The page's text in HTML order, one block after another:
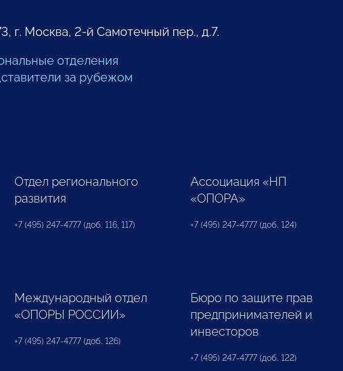
г. Москва, 2-й Самотечный пер., д.7.
отделения
за рубежом
Отдел регионального
развития
+7 (495) 247-4777 (доб. 116, 117)
Ассоциация «НП
«ОПОРА»
+7 (495) 247-4777 (доб. 124)
Международный отдел
«ОПОРЫ РОССИИ»
+7 (495) 247-4777 (доб. 126)
Бюро по защите прав
предпринимателей и
инвесторов
+7 (495) 247-4777 (доб. 122)